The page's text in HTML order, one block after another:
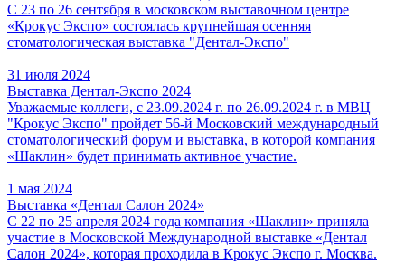
С 23 по 26 сентября в московском выставочном центре
«Крокус Экспо» состоялась крупнейшая осенняя
стоматологическая выставка "Дентал-Экспо"
31 июля 2024
Выставка Дентал-Экспо 2024
Уважаемые коллеги, с 23.09.2024 г. по 26.09.2024 г. в МВЦ
"Крокус Экспо" пройдет 56-й Московский международный
стоматологический форум и выставка, в которой компания
«Шаклин» будет принимать активное участие.
1 мая 2024
Выставка «Дентал Салон 2024»
С 22 по 25 апреля 2024 года компания «Шаклин» приняла
участие в Московской Международной выставке «Дентал
Салон 2024», которая проходила в Крокус Экспо г. Москва.